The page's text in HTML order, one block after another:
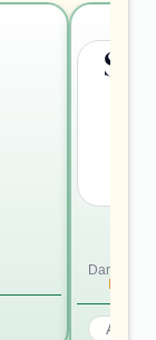
Dar nėra